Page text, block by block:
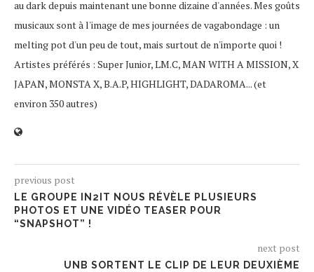
au dark depuis maintenant une bonne dizaine d'années. Mes goûts
musicaux sont à l'image de mes journées de vagabondage : un
melting pot d'un peu de tout, mais surtout de n'importe quoi !
Artistes préférés : Super Junior, LM.C, MAN WITH A MISSION, X
JAPAN, MONSTA X, B.A.P, HIGHLIGHT, DADAROMA... (et
environ 350 autres)
previous post
LE GROUPE IN2IT NOUS RÉVÈLE PLUSIEURS
PHOTOS ET UNE VIDÉO TEASER POUR
“SNAPSHOT” !
next post
UNB SORTENT LE CLIP DE LEUR DEUXIÈME